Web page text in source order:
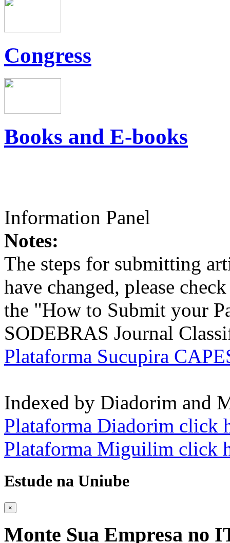
Congress
Books and E-books
Information Panel
Notes:
The steps for submitting
have changed, please
the "How to Submit your
SODEBRAS Journal
Plataforma Sucupira
Indexed by Diadorim and
Plataforma Diadorim click
Plataforma Miguilim click
Estude na Uniube
×
Monte Sua Empresa no